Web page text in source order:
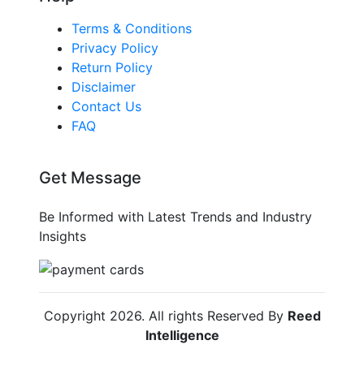
Terms & Conditions
Privacy Policy
Return Policy
Disclaimer
Contact Us
FAQ
Get Message
Be Informed with Latest Trends and Industry
Insights
Copyright 2026. All rights Reserved By Reed
Intelligence